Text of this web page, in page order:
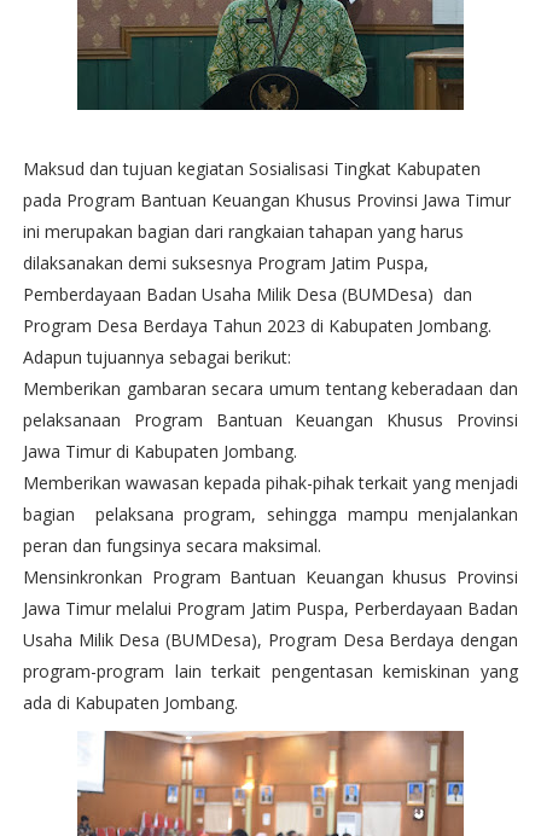
Maksud dan tujuan kegiatan Sosialisasi Tingkat Kabupaten
pada Program Bantuan Keuangan Khusus Provinsi Jawa Timur
ini merupakan bagian dari rangkaian tahapan yang harus
dilaksanakan demi suksesnya Program Jatim Puspa,
Pemberdayaan Badan Usaha Milik Desa (BUMDesa) dan
Program Desa Berdaya Tahun 2023 di Kabupaten Jombang.
Adapun tujuannya sebagai berikut:
Memberikan gambaran secara umum tentang keberadaan dan
pelaksanaan Program Bantuan Keuangan Khusus Provinsi
Jawa Timur di Kabupaten Jombang.
Memberikan wawasan kepada pihak-pihak terkait yang menjadi
bagian pelaksana program, sehingga mampu menjalankan
peran dan fungsinya secara maksimal.
Mensinkronkan Program Bantuan Keuangan khusus Provinsi
Jawa Timur melalui Program Jatim Puspa, Perberdayaan Badan
Usaha Milik Desa (BUMDesa), Program Desa Berdaya dengan
program-program lain terkait pengentasan kemiskinan yang
ada di Kabupaten Jombang.